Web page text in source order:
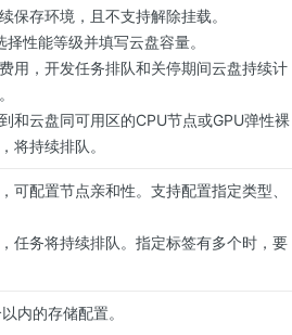
保存环境，且不支持解除挂载。
性能等级并填写云盘容量。
用，开发任务排队和关停期间云盘持续计
和云盘同可用区的CPU节点或GPU弹性裸
将持续排队。
可配置节点亲和性。支持配置指定类型、
任务将持续排队。指定标签有多个时，要
内的存储配置。